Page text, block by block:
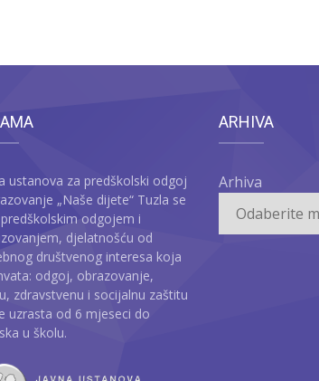
ustanova za predškolski odgoj
„Naše dijete“ Tuzla se
odgojem i
djelatnošću od
društvenog interesa koja
odgoj, obrazovanje,
zdravstvenu i socijalnu zaštitu
uzrasta od 6 mjeseci do
u školu.
ARHIVA
Arhiva